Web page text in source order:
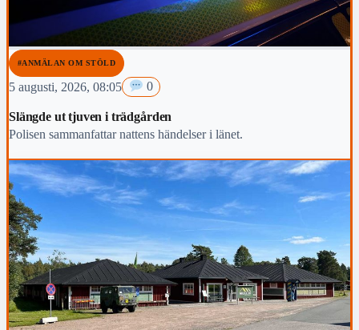
#ANMÄLAN OM STÖLD
5 augusti, 2026, 08:05 0
Slängde ut tjuven i trädgården
Polisen sammanfattar nattens händelser i länet.